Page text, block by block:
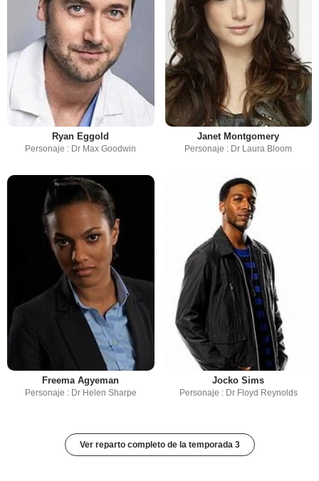
Ryan Eggold
Personaje : Dr Max Goodwin
Janet Montgomery
Personaje : Dr Laura Bloom
Freema Agyeman
Personaje : Dr Helen Sharpe
Jocko Sims
Personaje : Dr Floyd Reynolds
Ver reparto completo de la temporada 3